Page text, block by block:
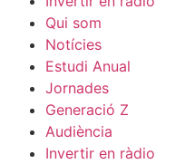
Qui som
Notícies
Estudi Anual
Jornades
Generació Z
Audiència
Invertir en ràdio